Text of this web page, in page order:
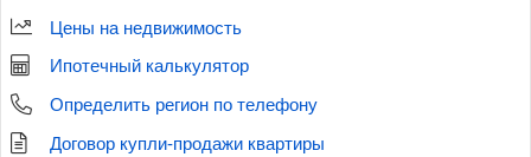
Цены на недвижимость
Ипотечный калькулятор
Определить регион по телефону
Договор купли-продажи квартиры